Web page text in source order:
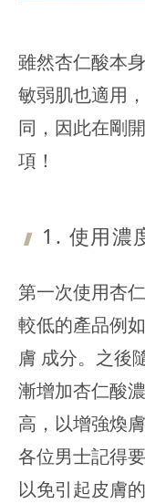
雖然杏仁酸本
敏弱肌也適用
同，因此在剛
項！
1. 使用濃
第一次使用杏
較低的產品例
膚 成分。之後
漸增加杏仁酸
高，以增強煥
各位男士記得
以免引起皮膚